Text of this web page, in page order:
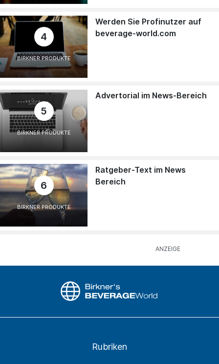
4
BIRKNER PRODUKTE
Werden Sie Profinutzer auf
beverage-world.com
5
BIRKNER PRODUKTE
Advertorial im News-Bereich
6
BIRKNER PRODUKTE
Ratgeber-Text im News
Bereich
Rubriken